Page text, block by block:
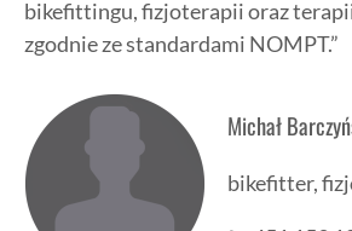
bikefittingu, fizjoterapii oraz
zgodnie ze standardami NOMPT.”
Michał
bikefitter,